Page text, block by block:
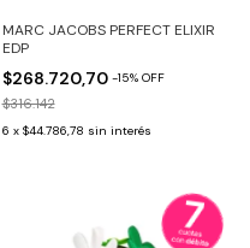
MARC JACOBS PERFECT ELIXIR
EDP
$268.720,70 -15% OFF
$316.142
6 x $44.786,78 sin interés